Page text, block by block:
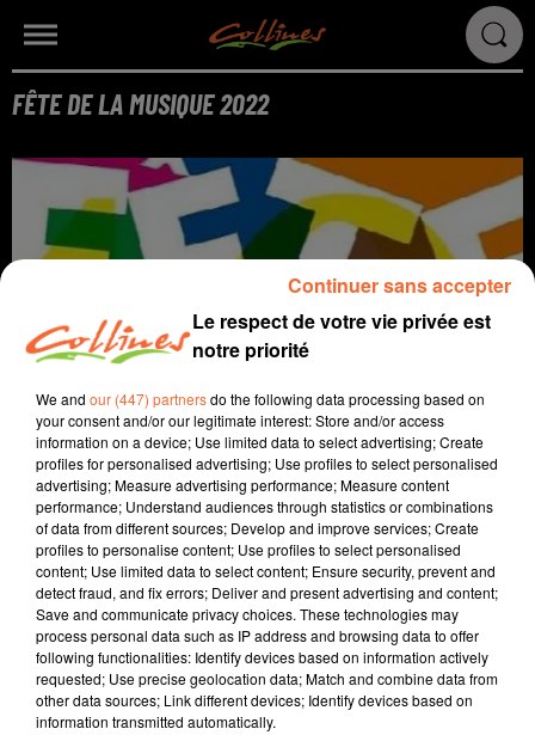
FÊTE DE LA MUSIQUE 2022
LA FÊTE DE LA MUSIQUE AVEC VOUS SUR COLLINES
Musique
Le respect de votre vie privée est
notre priorité
We and our (447) partnersdo the following data processing based on
your consent and/or our legitimate interest: Store and/or access
information on a device; Use limited data to select advertising; Create
profiles for personalised advertising; Use profiles to select personalised
advertising; Measure advertising performance; Measure content
performance; Understand audiences through statistics or combinations
of data from different sources; Develop and improve services; Create
profiles to personalise content; Use profiles to select personalised
content; Use limited data to select content; Ensure security, prevent and
detect fraud, and fix errors; Deliver and present advertising and content;
Save and communicate privacy choices. These technologies may
process personal data such as IP address and browsing data to offer
following functionalities: Identify devices based on information actively
requested; Use precise geolocation data; Match and combine data from
other data sources; Link different devices; Identify devices based on
information transmitted automatically.
Continuer sans accepter